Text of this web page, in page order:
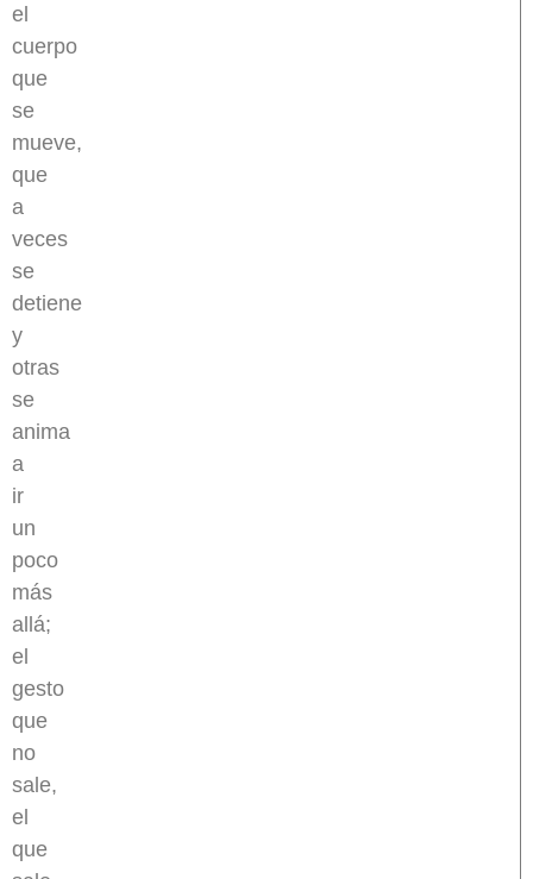
el
cuerpo
que
se
mueve,
que
a
veces
se
detiene
y
otras
se
anima
a
ir
un
poco
más
allá;
el
gesto
que
no
sale,
el
que